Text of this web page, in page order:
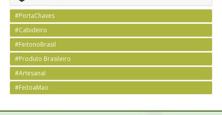
#PortaChaves
#Cabideiro
#FeitonoBrasil
#Produto Brasileiro
#Artesanal
#FeitoaMao